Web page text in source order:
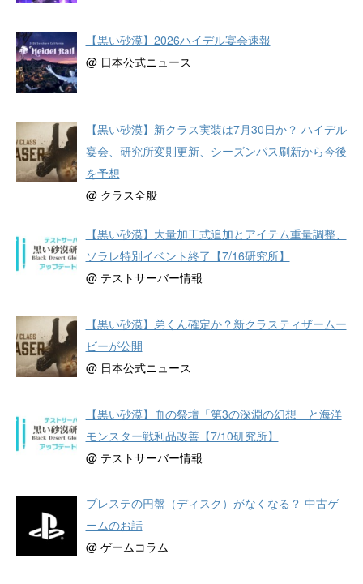
【黒い砂漠】2026ハイデル宴会速報
@ 日本公式ニュース
【黒い砂漠】新クラス実装は7月30日か？ ハイデル
宴会、研究所変則更新、シーズンパス刷新から今後
を予想
@ クラス全般
【黒い砂漠】大量加工式追加とアイテム重量調整、
ソラレ特別イベント終了【7/16研究所】
@ テストサーバー情報
【黒い砂漠】弟くん確定か？新クラスティザームー
ビーが公開
@ 日本公式ニュース
【黒い砂漠】血の祭壇「第3の深淵の幻想」と海洋
モンスター戦利品改善【7/10研究所】
@ テストサーバー情報
プレステの円盤（ディスク）がなくなる？ 中古ゲ
ームのお話
@ ゲームコラム